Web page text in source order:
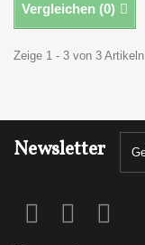
Vergleichen (0)
Zeige 1 - 3 von 3 Artikeln
Newsletter